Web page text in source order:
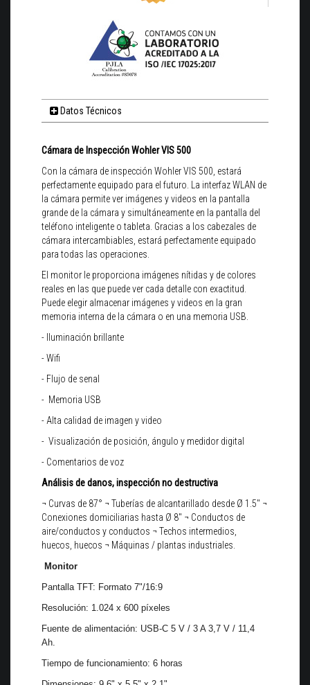
Datos Técnicos
Cámara de Inspección Wohler VIS 500
Con la cámara de inspección Wohler VIS 500, estará
perfectamente equipado para el futuro. La interfaz WLAN de
la cámara permite ver imágenes y videos en la pantalla
grande de la cámara y simultáneamente en la pantalla del
teléfono inteligente o tableta. Gracias a los cabezales de
cámara intercambiables, estará perfectamente equipado
para todas las operaciones.
El monitor le proporciona imágenes nítidas y de colores
reales en las que puede ver cada detalle con exactitud.
Puede elegir almacenar imágenes y videos en la gran
memoria interna de la cámara o en una memoria USB.
- Iluminación brillante
- Wifi
- Flujo de senal
- Memoria USB
- Alta calidad de imagen y video
- Visualización de posición, ángulo y medidor digital
- Comentarios de voz
Análisis de danos, inspección no destructiva
¬ Curvas de 87° ¬ Tuberías de alcantarillado desde Ø 1.5" ¬
Conexiones domiciliarias hasta Ø 8" ¬ Conductos de
aire/conductos y conductos ¬ Techos intermedios,
huecos, huecos ¬ Máquinas / plantas industriales.
Monitor
Pantalla TFT: Formato 7"/16:9
Resolución: 1.024 x 600 píxeles
Fuente de alimentación: USB-C 5 V / 3 A 3,7 V / 11,4
Ah.
Tiempo de funcionamiento: 6 horas